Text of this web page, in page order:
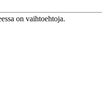
on vaihtoehtoja.